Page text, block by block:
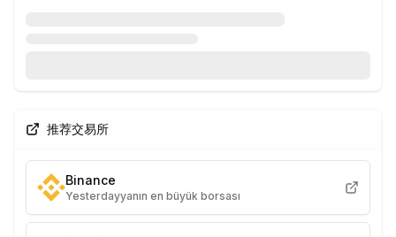
推荐交易所
Binance
Yesterdayyanın en büyük borsası